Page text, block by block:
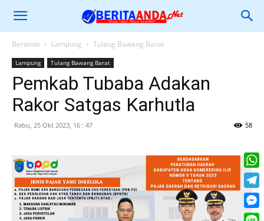
Beranda Lampung Tulang Bawang Barat
Lampung Tulang Bawang Barat
Pemkab Tubaba Adakan
Rakor Satgas Karhutla
Rabu, 25 Okt 2023, 16 : 47 58